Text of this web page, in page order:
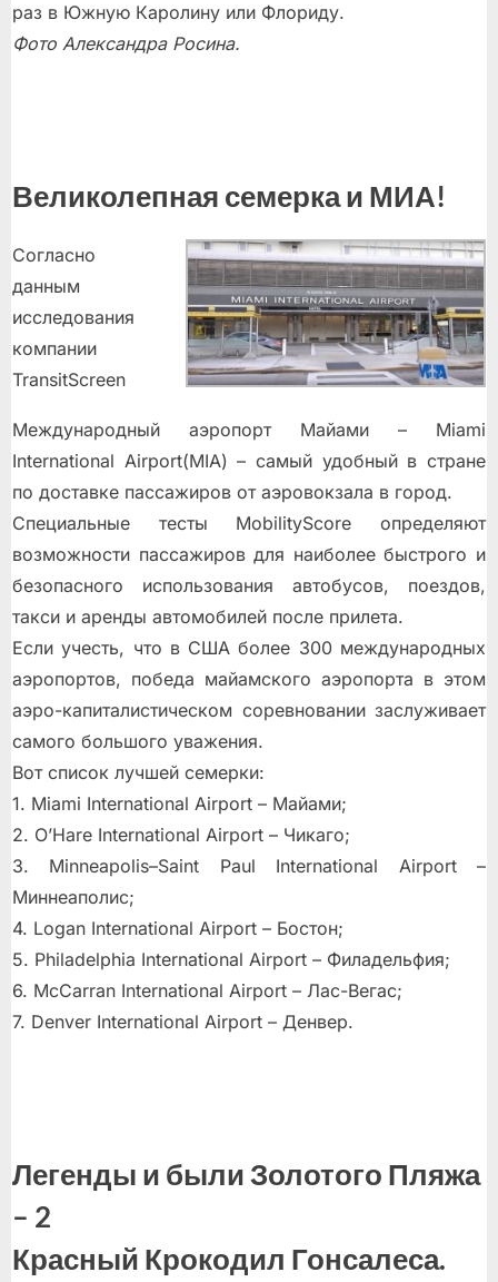
раз в Южную Каролину или Флориду.
Фото Александра Росина.
Великолепная семерка и МИА!
Согласно
данным
исследования
компании
TransitScreen
Международный аэропорт Майами – Miami
International Аirport(MIA) – самый удобный в стране
по доставке пассажиров от аэровокзала в город.
Специальные тесты MobilityScore определяют
возможности пассажиров для наиболее быстрого и
безопасного использования автобусов, поездов,
такси и аренды автомобилей после прилета.
Если учесть, что в США более 300 международных
аэропортов, победа майамского аэропорта в этом
аэро-капиталистическом соревновании заслуживает
самого большого уважения.
Вот список лучшей семерки:
1. Miami International Airport – Майами;
2. O’Hare International Airport – Чикаго;
3. Minneapolis–Saint Paul International Airport –
Миннеаполис;
4. Logan International Airport – Бостон;
5. Philadelphia International Airport – Филадельфия;
6. McCarran International Airport – Лас-Вегас;
7. Denver International Airport – Денвер.
Легенды и были Золотого Пляжа
– 2
Красный Крокодил Гонсалеса.